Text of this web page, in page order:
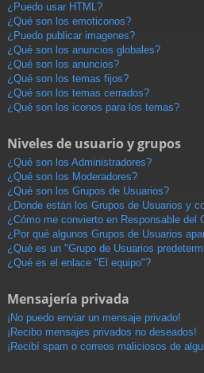
¿Puedo usar HTML?
¿Qué son los emoticonos?
¿Puedo publicar imagenes?
¿Qué son los anuncios globales?
¿Qué son los anuncios?
¿Qué son los temas fijos?
¿Qué son los temas cerrados?
¿Qué son los iconos para los temas?
Niveles de usuario y grupos
¿Qué son los Administradores?
¿Qué son los Moderadores?
¿Qué son los Grupos de Usuarios?
¿Donde están los Grupos de Usuarios y
¿Cómo me convierto en Responsable del
¿Por qué algunos Grupos de Usuarios
¿Qué es un "Grupo de Usuarios
¿Qué es el enlace "El equipo"?
Mensajería privada
¡No puedo enviar un mensaje privado!
¡Recibo mensajes privados no deseados!
¡Recibí spam o correos maliciosos de